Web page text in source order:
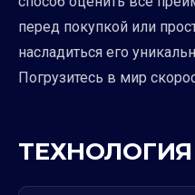
перед покупкой или
насладиться его
Погрузитесь в мир